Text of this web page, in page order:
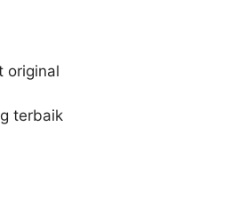
original
terbaik